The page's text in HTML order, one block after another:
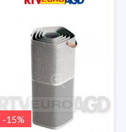
-15%